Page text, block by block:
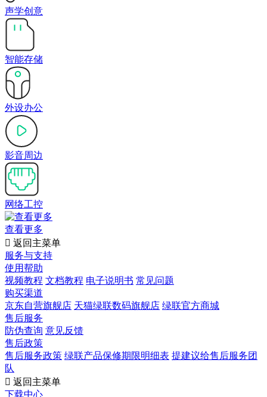
声学创意
智能存储
外设办公
影音周边
网络工控
查看更多
 返回主菜单
服务与支持
使用帮助
视频教程 文档教程 电子说明书 常见问题
购买渠道
京东自营旗舰店 天猫绿联数码旗舰店 绿联官方商城
售后服务
防伪查询 意见反馈
售后政策
售后服务政策 绿联产品保修期限明细表 提建议给售后服务团
队
 返回主菜单
下载中心